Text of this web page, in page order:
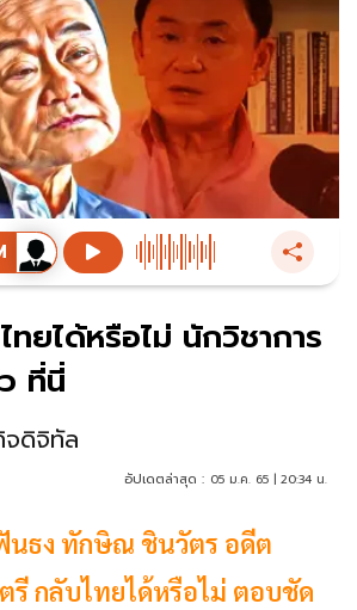
ยได้หรือไม่ นักวิชาการ
ที่นี่
จดิจิทัล
อัปเดตล่าสุด : 05 ม.ค. 65 | 20:34 น.
นธง ทักษิณ ชินวัตร อดีต
รี กลับไทยได้หรือไม่ ตอบชัด